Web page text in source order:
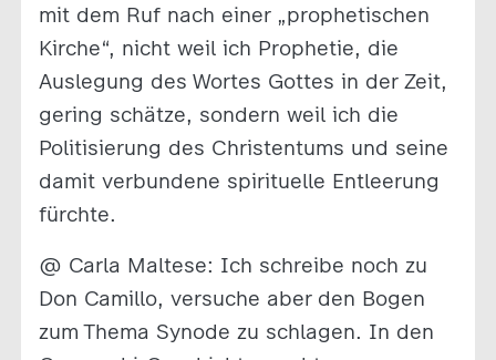
mit dem Ruf nach einer „prophetischen
Kirche“, nicht weil ich Prophetie, die
Auslegung des Wortes Gottes in der Zeit,
gering schätze, sondern weil ich die
Politisierung des Christentums und seine
damit verbundene spirituelle Entleerung
fürchte.
@ Carla Maltese: Ich schreibe noch zu
Don Camillo, versuche aber den Bogen
zum Thema Synode zu schlagen. In den